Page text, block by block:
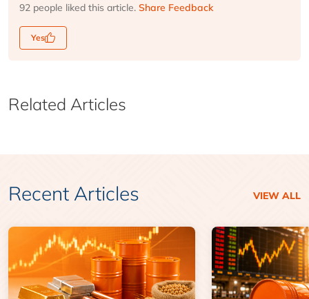
92 people liked this article. Share Feedback
Yes
Related Articles
Recent Articles VIEW ALL